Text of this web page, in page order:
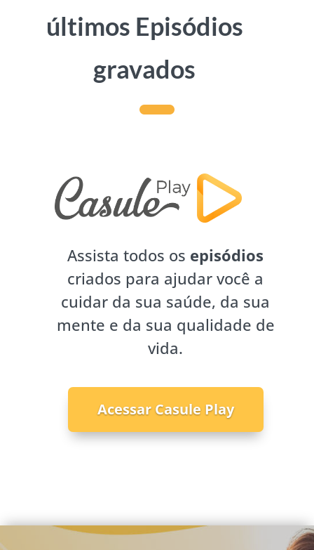
últimos Episódios
gravados
Assista todos os episódios
criados para ajudar você a
cuidar da sua saúde, da sua
mente e da sua qualidade de
vida.
Acessar Casule Play